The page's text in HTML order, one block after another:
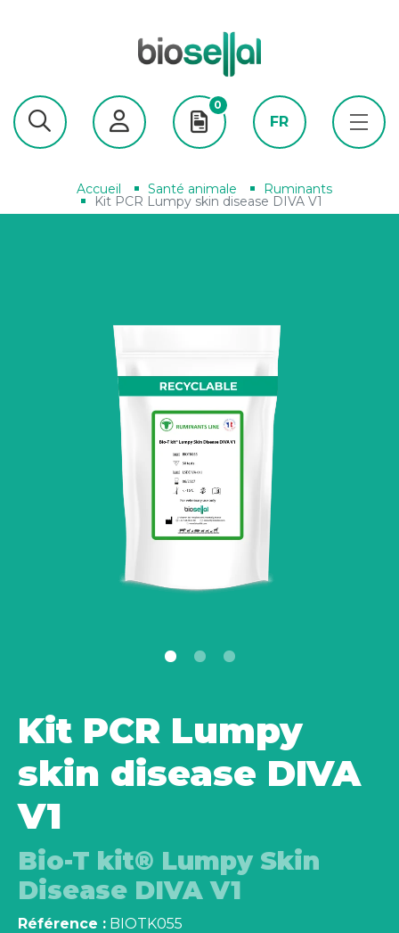
0
FR
Accueil Santé animale Ruminants
Kit PCR Lumpy skin disease DIVA V1
Kit PCR Lumpy
skin disease DIVA
V1
Bio-T kit® Lumpy Skin
Disease DIVA V1
Référence : BIOTK055